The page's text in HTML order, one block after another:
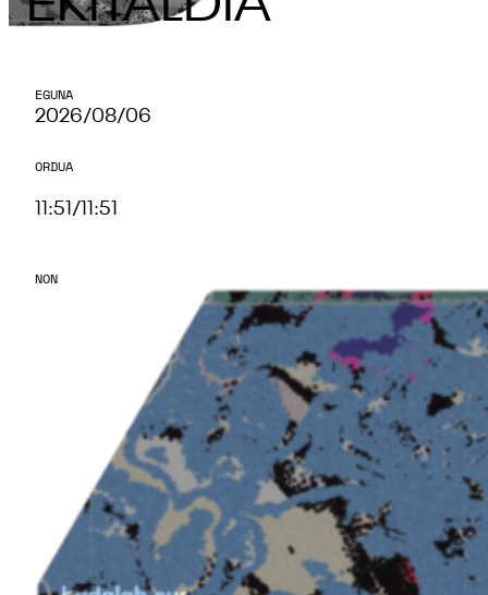
EGUNA
2026/08/06
ORDUA
11:51 / 11:51
NON